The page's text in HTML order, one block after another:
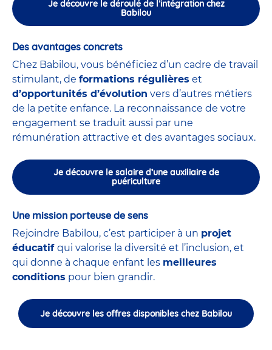
Je découvre le déroulé de l’intégration chez
Babilou
Des avantages concrets
Chez Babilou, vous bénéficiez d’un cadre de travail
stimulant, de formations régulières et
d’opportunités d’évolution vers d’autres métiers
de la petite enfance. La reconnaissance de votre
engagement se traduit aussi par une
rémunération attractive et des avantages sociaux.
Je découvre le salaire d’une auxiliaire de
puériculture
Une mission porteuse de sens
Rejoindre Babilou, c’est participer à un projet
éducatif qui valorise la diversité et l’inclusion, et
qui donne à chaque enfant les meilleures
conditions pour bien grandir.
Je découvre les offres disponibles chez Babilou